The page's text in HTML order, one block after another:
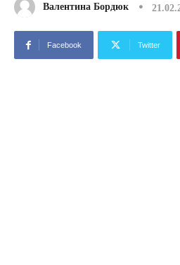
Валентина Бордюк
Facebook Twitter